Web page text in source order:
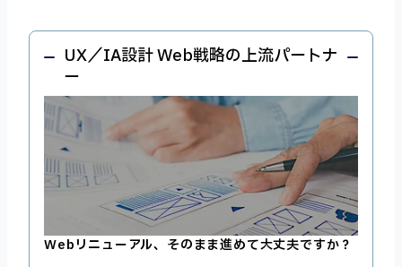
UX／IA設計 Web戦略の上流パートナ
ー
Webリニューアル、そのまま進めて大丈夫ですか？